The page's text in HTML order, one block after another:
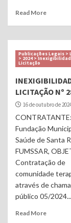
Read More
Publicações Legais >
> 2024 >
Licitação
LICITAÇÃO Nº
16 de outubro de
CONTRATANTE:
Fundação
Saúde de Santa
FUMSSAR,
Contratação de
comunidade
através de
público 05/
Read More